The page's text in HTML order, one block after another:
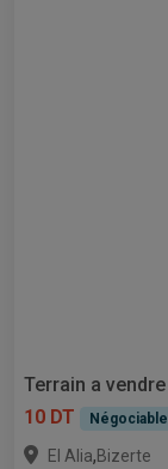
Terrain a vendre
10 DT
Négociable
El Alia,Bizerte